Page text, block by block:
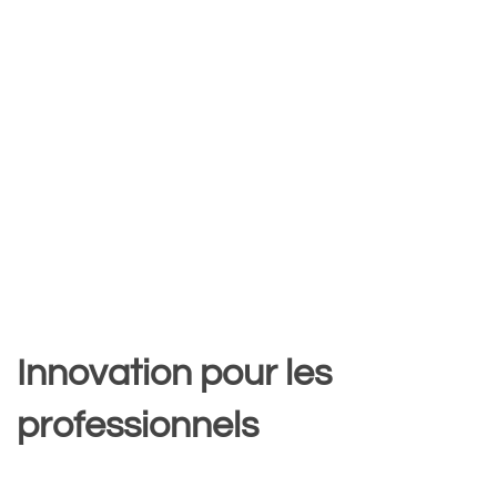
Innovation pour les
professionnels